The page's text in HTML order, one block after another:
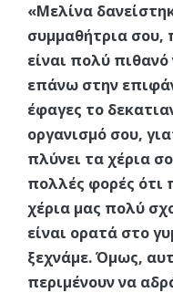
«Μελίνα
συμμαθήτρια σου,
είναι πολύ
επάνω στην
έφαγες το
οργανισμό σου,
πλύνει τα χέρια
πολλές φορές ότι
χέρια μας πολύ
είναι ορατά στο
ξεχνάμε. Όμως,
περιμένουν να